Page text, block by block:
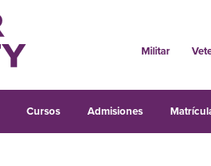
Militar
Cursos Admisiones